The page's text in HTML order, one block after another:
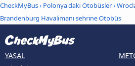
CheckMyBus› Polonya'daki Otobüsler›
Brandenburg Havalimanı sehrine Otobüs
YASAL